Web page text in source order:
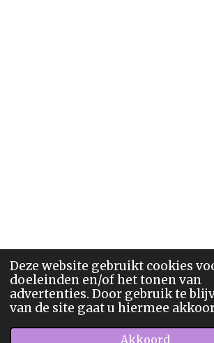
Deze website gebruikt cookies
doeleinden en/of het tonen van
advertenties. Door gebruik te
van de site gaat u hiermee
Akkoord